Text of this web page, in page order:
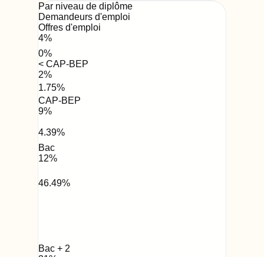
Par niveau de diplôme
Demandeurs d'emploi
Offres d'emploi
4%
0%
< CAP-BEP
2%
1.75%
CAP-BEP
9%
4.39%
Bac
12%
46.49%
Bac + 2